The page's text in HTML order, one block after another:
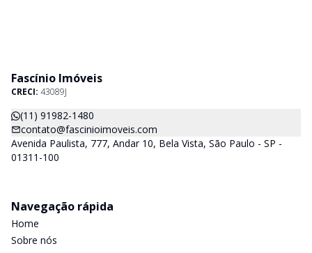
Fascínio Imóveis
CRECI: 43089J
(11) 91982-1480
contato@fascinioimoveis.com
Avenida Paulista, 777, Andar 10, Bela Vista, São Paulo - SP -
01311-100
Navegação rápida
Home
Sobre nós